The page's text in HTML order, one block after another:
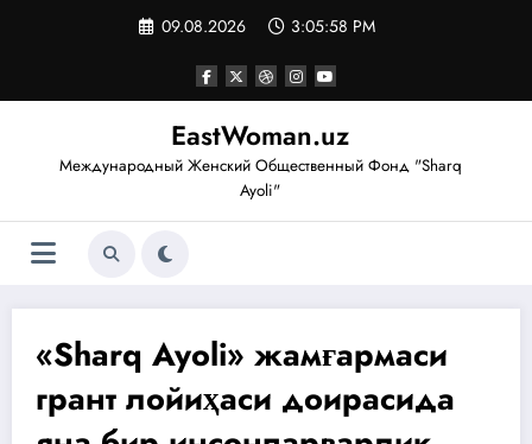
09.08.2026 3:05:59 PM
EastWoman.uz
Международный Женский Общественный Фонд "Sharq
Ayoli"
«Sharq Ayoli» жамғармаси
грант лойиҳаси доирасида